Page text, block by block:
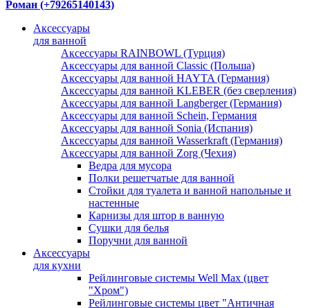
Роман (+79265140143)
Аксессуары
для ванной
Аксессуары RAINBOWL (Турция)
Аксессуары для ванной Classic (Польша)
Аксессуары для ванной HAYTA (Германия)
Аксессуары для ванной KLEBER (без сверления)
Аксессуары для ванной Langberger (Германия)
Аксессуары для ванной Schein, Германия
Аксессуары для ванной Sonia (Испания)
Аксессуары для ванной Wasserkraft (Германия)
Аксессуары для ванной Zorg (Чехия)
Ведра для мусора
Полки решетчатые для ванной
Стойки для туалета и ванной напольные и
настенные
Карнизы для штор в ванную
Сушки для белья
Поручни для ванной
Аксессуары
для кухни
Рейлинговые системы Well Max (цвет
"Хром")
Рейлинговые системы цвет "Античная